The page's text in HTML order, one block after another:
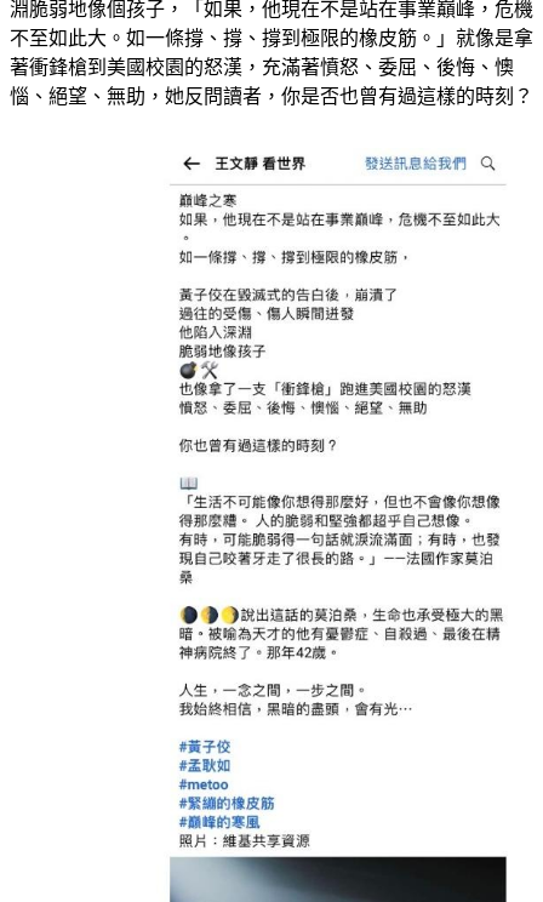
滅式的告白後崩潰了，將過往的受傷、傷人瞬間迸發，陷入深
淵脆弱地像個孩子，「如果，他現在不是站在事業巔峰，危機
不至如此大。如一條撐、撐、撐到極限的橡皮筋。」就像是拿
著衝鋒槍到美國校園的怒漢，充滿著憤怒、委屈、後悔、懊